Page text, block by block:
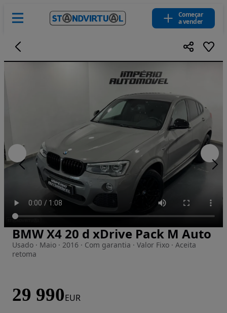
Começar
a vender
Imagem 1 de 43
BMW X4 20 d xDrive Pack M Auto
Usado · Maio · 2016 · Com garantia · Valor Fixo · Aceita
retoma
29 990EUR